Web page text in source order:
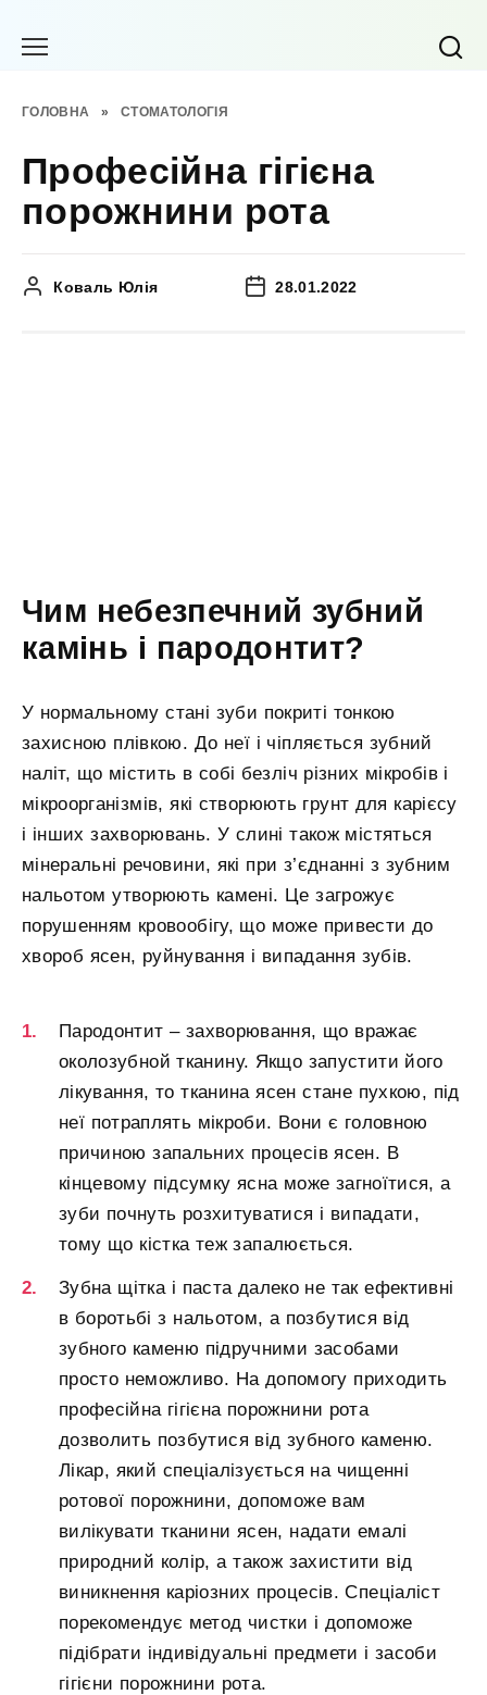
ГОЛОВНА » СТОМАТОЛОГІЯ
Професійна гігієна
порожнини рота
Коваль Юлія 28.01.2022
Чим небезпечний зубний
камінь і пародонтит?
У нормальному стані зуби покриті тонкою
захисною плівкою. До неї і чіпляється зубний
наліт, що містить в собі безліч різних мікробів і
мікроорганізмів, які створюють грунт для карієсу
і інших захворювань. У слині також містяться
мінеральні речовини, які при з’єднанні з зубним
нальотом утворюють камені. Це загрожує
порушенням кровообігу, що може привести до
хвороб ясен, руйнування і випадання зубів.
Пародонтит – захворювання, що вражає
околозубной тканину. Якщо запустити його
лікування, то тканина ясен стане пухкою, під
неї потраплять мікроби. Вони є головною
причиною запальних процесів ясен. В
кінцевому підсумку ясна може загноїтися, а
зуби почнуть розхитуватися і випадати,
тому що кістка теж запалюється.
Зубна щітка і паста далеко не так ефективні
в боротьбі з нальотом, а позбутися від
зубного каменю підручними засобами
просто неможливо. На допомогу приходить
професійна гігієна порожнини рота
дозволить позбутися від зубного каменю.
Лікар, який спеціалізується на чищенні
ротової порожнини, допоможе вам
вилікувати тканини ясен, надати емалі
природний колір, а також захистити від
виникнення каріозних процесів. Спеціаліст
порекомендує метод чистки і допоможе
підібрати індивідуальні предмети і засоби
гігієни порожнини рота.